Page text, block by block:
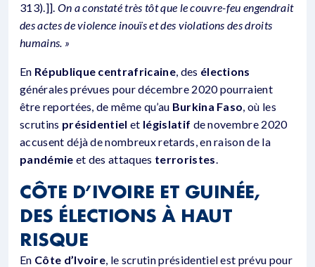
313).]]. On a constaté très tôt que le couvre-feu engendrait
des actes de violence inouïs et des violations des droits
humains. »
En République centrafricaine, des élections
générales prévues pour décembre 2020 pourraient
être reportées, de même qu’au Burkina Faso, où les
scrutins présidentiel et législatif de novembre 2020
accusent déjà de nombreux retards, en raison de la
pandémie et des attaques terroristes.
CÔTE D’IVOIRE ET GUINÉE,
DES ÉLECTIONS À HAUT
RISQUE
En Côte d’Ivoire, le scrutin présidentiel est prévu pour